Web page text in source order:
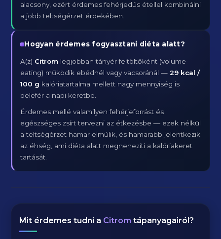
alacsony, ezért érdemes fehérjedús étellel kombinálni
a jobb teltségérzet érdekében.
Hogyan érdemes fogyasztani diéta alatt?
A(z) Citrom legjobban tányér feltöltőként (volume
eating) működik ebédnél vagy vacsoránál —29 kcal /
100 g kalóriatartalma mellett nagy mennyiség is
belefér a napi keretbe.
Érdemes mellé valamilyen fehérjeforrást és
egészséges zsírt tervezni az étkezésbe — ezek nélkül
a teltségérzet hamar elmúlik, és hamarabb jelentkezik
az éhség, ami diéta alatt megnehezíti a kalóriakeret
tartását.
Mit érdemes tudni a Citrom tápanyagairól?